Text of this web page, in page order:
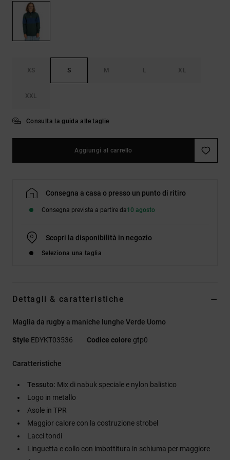
contatto.
XS S M L XL
XXL
Consulta la guida alle taglie
Aggiungi al carrello
Consegna a casa o presso un punto di ritiro
Consegna prevista a partire da10 agosto
Scopri la disponibilità in negozio
Seleziona una taglia
Dettagli & caratteristiche
Maglia da rugby a maniche lunghe Verde Uomo
Style EDYKT03536 Codice colore gtp0
Caratteristiche
Tessuto: Mix di nabuk speciale e nylon balistico
Logo in metallo
Asole in TPR
Maggior calore con la costruzione strobel
Lacci tondi
Linguetta e collo con imbottitura in schiuma per maggiore